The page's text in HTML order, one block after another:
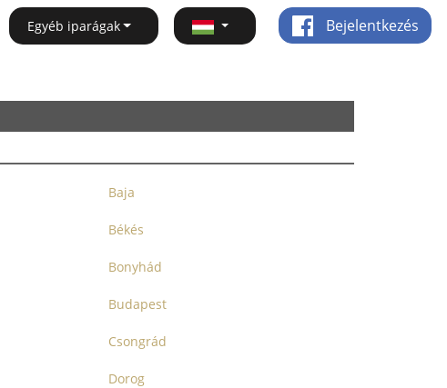
Egyéb iparágak Bejelentkezés
Baja
Békés
Bonyhád
Budapest
Csongrád
Dorog